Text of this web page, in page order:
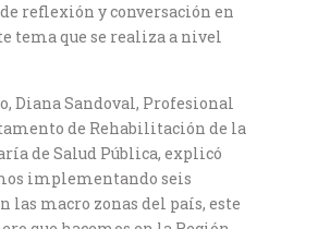
reflexión y conversación en
tema que se realiza a nivel
Diana Sandoval, Profesional
de Rehabilitación de la
de Salud Pública, explicó
implementando seis
las macro zonas del país, este